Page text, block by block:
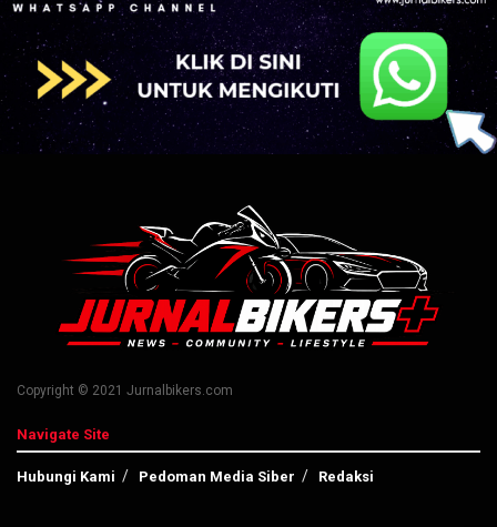
Copyright © 2021 Jurnalbikers.com
Navigate Site
Hubungi Kami Pedoman Media Siber Redaksi